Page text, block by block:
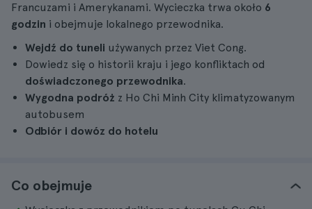
Francuzami i Amerykanami. Wycieczka trwa około 6
godzin i obejmuje lokalnego przewodnika.
Wejdź do tuneli używanych przez Viet Cong.
Dowiedz się o historii kraju i jego konfliktach od
doświadczonego przewodnika.
Wygodna podróż z Ho Chi Minh City klimatyzowanym
autobusem
Odbiór i dowóz do hotelu
Co obejmuje